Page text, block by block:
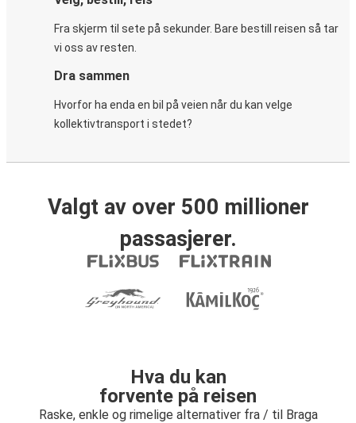
Fra skjerm til sete på sekunder. Bare bestill reisen så tar
vi oss av resten.
Dra sammen
Hvorfor ha enda en bil på veien når du kan velge
kollektivtransport i stedet?
Valgt av over 500 millioner
passasjerer.
Hva du kan
forvente på reisen
Raske, enkle og rimelige alternativer fra / til Braga